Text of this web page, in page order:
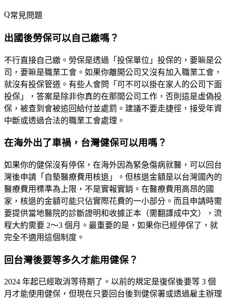
常見問題
出國後勞保可以自己繳嗎？
不行直接自己繳。勞保是透過「投保單位」投保的，要嘛是公
司，要嘛是職業工會。如果你離開公司又沒有加入職業工會，
就沒有投保管道。有些人會問「可不可以掛在家人的公司下面
投保」，答案是除非你真的在那間公司工作，否則這是虛偽投
保，被查到會被追回給付並處罰。建議不要走捷徑，接受年資
中斷或透過合法的職業工會處理。
在海外出了車禍，台灣健保可以用嗎？
如果你的健保沒有停保，在海外因為緊急傷病就醫，可以回台
灣後申請「自墊醫療費用核退」。但核退金額是以台灣國內的
醫療費用標準為上限，不是實報實銷。在醫療費用高昂的國
家，核退的金額可能只佔實際花費的一小部分。而且申請時需
要提供當地醫院的診斷證明和收據正本（需翻譯成中文），流
程大約需要 2～3 個月。最重要的是，如果你已經停保了，就
完全不適用這個制度。
回台灣後要等多久才能用健保？
2024 年起已經取消等待期了。以前的規定是復保後要等 3 個
月才能使用健保，但現在只要回台後到健保署或透過雇主辦理